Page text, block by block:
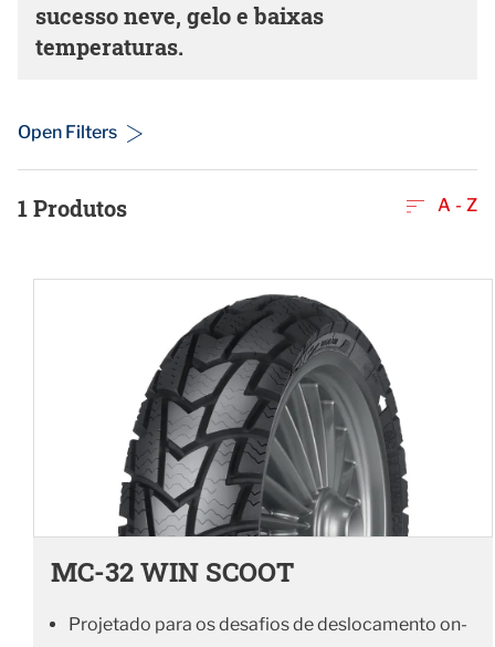
sucesso neve, gelo e baixas
temperaturas.
Open Filters
1Produtos A - Z
MC-32 WIN SCOOT
Projetado para os desafios de deslocamento on-